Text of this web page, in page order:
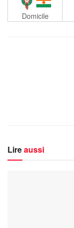
Domicile
Lireaussi